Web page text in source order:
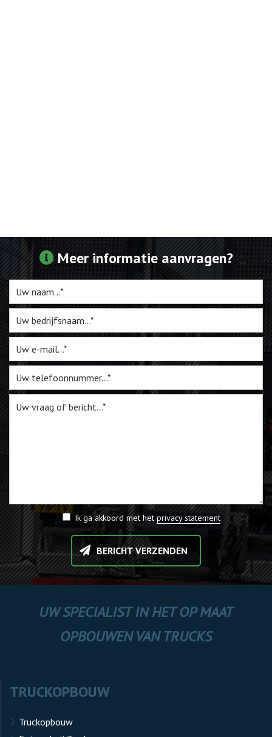
Meer informatie aanvragen?
Ik ga akkoord met hetprivacy statement
BERICHT VERZENDEN
UW SPECIALIST IN HET OP MAAT
OPBOUWEN VAN TRUCKS
TRUCKOPBOUW
Truckopbouw